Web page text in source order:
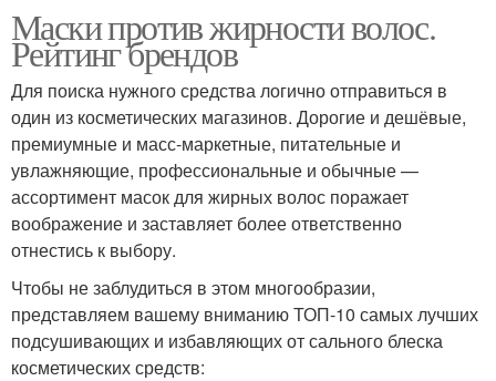
Маски против жирности волос.
Рейтинг брендов
Для поиска нужного средства логично отправиться в
один из косметических магазинов. Дорогие и дешёвые,
премиумные и масс-маркетные, питательные и
увлажняющие, профессиональные и обычные —
ассортимент масок для жирных волос поражает
воображение и заставляет более ответственно
отнестись к выбору.
Чтобы не заблудиться в этом многообразии,
представляем вашему вниманию ТОП-10 самых лучших
подсушивающих и избавляющих от сального блеска
косметических средств: